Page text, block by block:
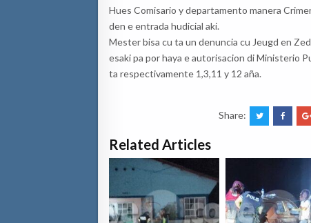
Hues Comisario y departamento manera
den e entrada hudicial aki.
Mester bisa cu ta un denuncia cu Jeugd en
esaki pa por haya e autorisacion di Ministerio
ta respectivamente 1,3,11 y 12 aña.
Share:
Related Articles